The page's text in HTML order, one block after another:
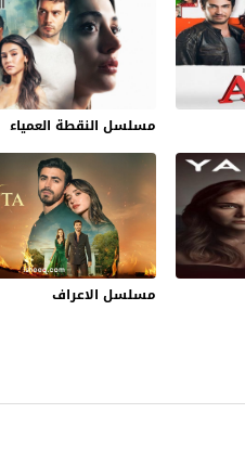
مسلسل النقطة العمياء
مسلسل الاعراف